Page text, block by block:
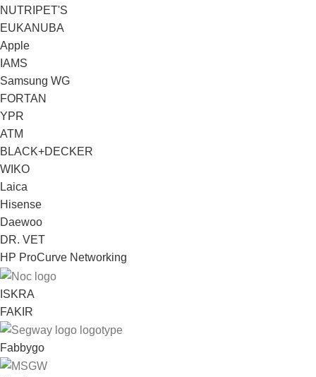
NUTRIPET'S
EUKANUBA
Apple
IAMS
Samsung WG
FORTAN
YPR
ATM
BLACK+DECKER
WIKO
Laica
Hisense
Daewoo
DR. VET
HP ProCurve Networking
ISKRA
FAKIR
Fabbygo